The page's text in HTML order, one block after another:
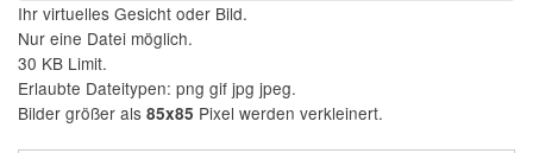
Ihr virtuelles Gesicht oder Bild.
Nur eine Datei möglich.
30 KB Limit.
Erlaubte Dateitypen: png gif jpg jpeg.
Bilder größer als 85x85 Pixel werden verkleinert.